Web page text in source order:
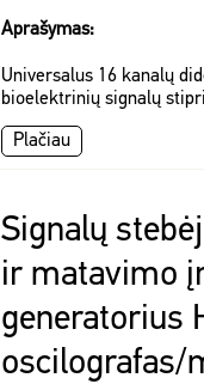
Aprašymas:
Universalus 16 kanalų
bioelektrinių signalų
Plačiau
Signalų
ir matavimo
generatorius
oscilografas/